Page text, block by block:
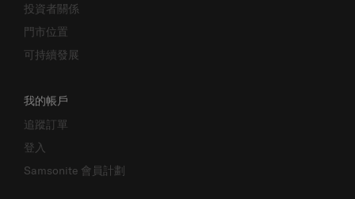
投資者關係
門市位置
可持續發展
我的帳戶
追蹤訂單
登入
Samsonite 會員計劃